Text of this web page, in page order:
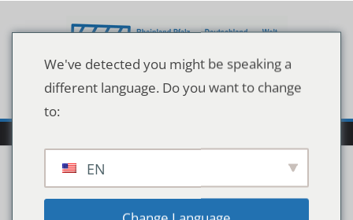
Inhalt
We've detected you might be speaking a
different language. Do you want to change
to:
EN